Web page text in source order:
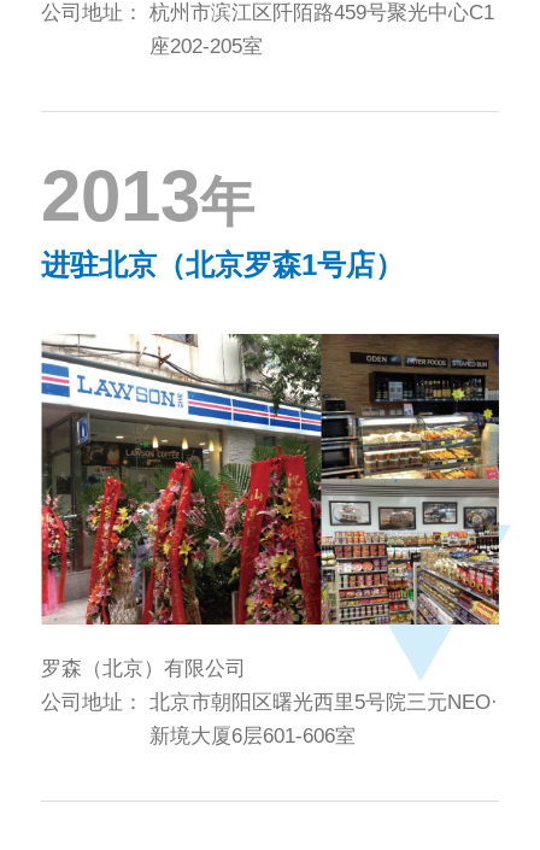
公司地址：
杭州市滨江区阡陌路459号聚光中心C1
座202-205室
2013年
进驻北京（北京罗森1号店）
罗森（北京）有限公司
公司地址：
北京市朝阳区曙光西里5号院三元NEO·
新境大厦6层601-606室